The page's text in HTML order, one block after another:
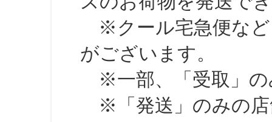
※クール宅急便など
がございます。
※一部、「受取」の
※「発送」のみの店